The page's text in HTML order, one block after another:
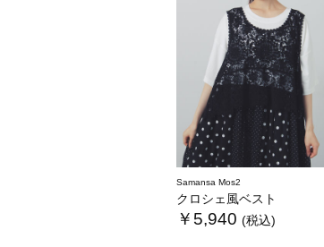
Samansa Mos2
クロシェ風ベスト
￥5,940 (税込)